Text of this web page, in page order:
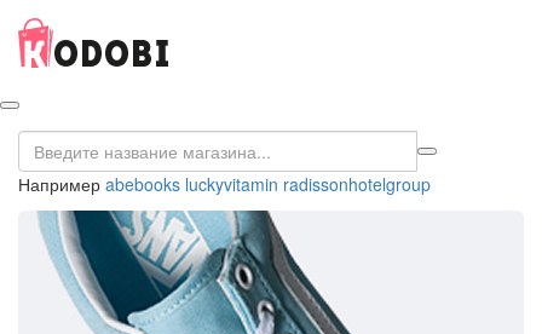
Например abebooks luckyvitamin radissonhotelgroup